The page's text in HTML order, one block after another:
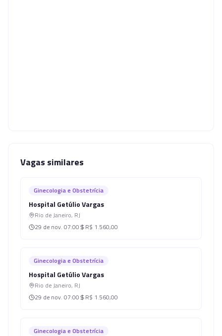
Vagas similares
Ginecologia e Obstetrícia
Hospital Getúlio Vargas
Rio de Janeiro, RJ
29 de nov. 07:00 R$ 1.560,00
Ginecologia e Obstetrícia
Hospital Getúlio Vargas
Rio de Janeiro, RJ
29 de nov. 07:00 R$ 1.560,00
Ginecologia e Obstetrícia